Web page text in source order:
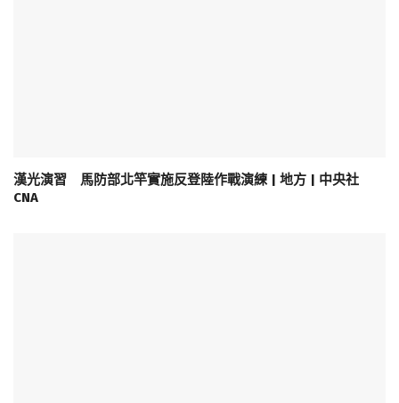
漢光演習 馬防部北竿實施反登陸作戰演練 | 地方 | 中央社
CNA